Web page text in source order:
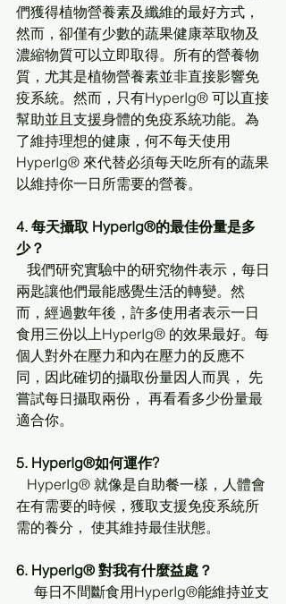
們獲得植物營養素及纖維的最好方式，
然而，卻僅有少數的蔬果健康萃取物及
濃縮物質可以立即取得。所有的營養物
質，尤其是植物營養素並非直接影響免
疫系統。然而，只有HyperIg® 可以直接
幫助並且支援身體的免疫系統功能。為
了維持理想的健康，何不每天使用
HyperIg® 來代替必須每天吃所有的蔬果
以維持你一日所需要的營養。
4. 每天攝取 HyperIg®的最佳份量是多
少？
兩匙讓他們最能感覺生活的轉變。然
而，經過數年後，許多使用者表示一日
食用三份以上HyperIg® 的效果最好。每
個人對外在壓力和內在壓力的反應不
同，因此確切的攝取份量因人而異， 先
嘗試每日攝取兩份， 再看看多少份量最
適合你。
5. HyperIg®如何運作?
在有需要的時候，獲取支援免疫系統所
需的養分， 使其維持最佳狀態。
6. HyperIg® 對我有什麼益處？